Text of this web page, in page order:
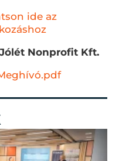
ide az
Nonprofit Kft.